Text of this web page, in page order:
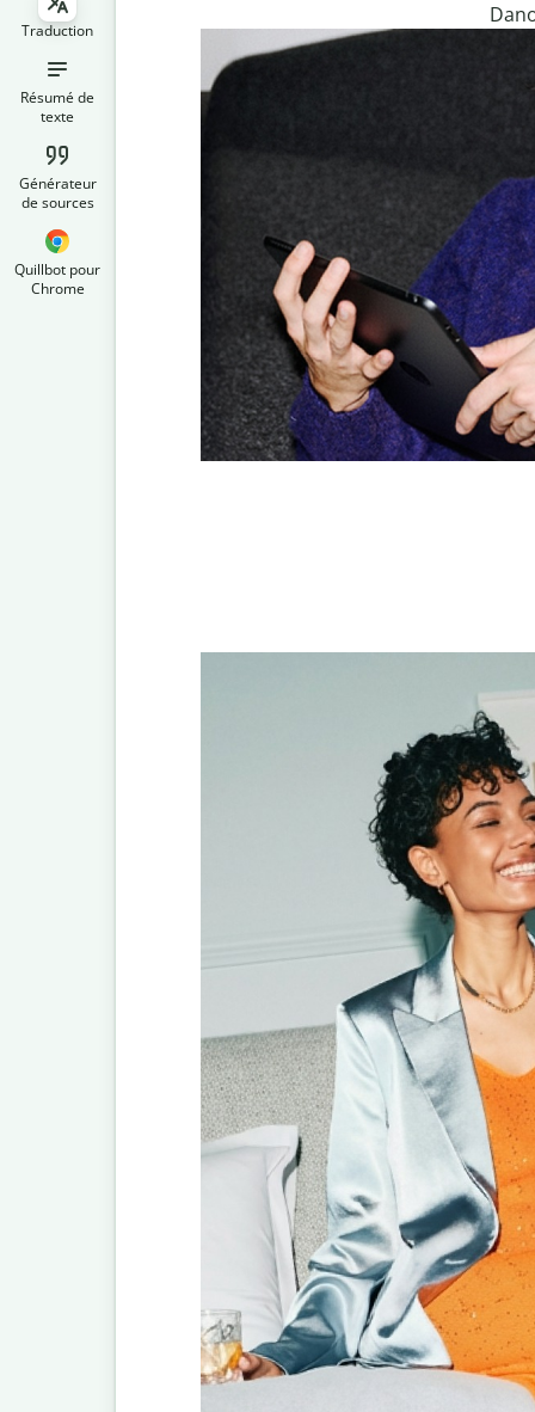
Traduction
Résumé de
texte
Générateur
de sources
Quillbot pour
Chrome